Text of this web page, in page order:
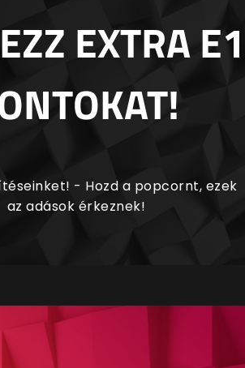
EXTRA E1
- Hozd a popcornt, ezek
az adások érkeznek!